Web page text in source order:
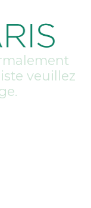
veuillez